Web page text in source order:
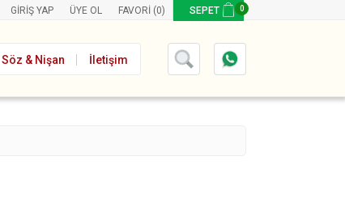
GIRIŞ YAP ÜYE OL FAVORI (0) SEPET 0
Söz & Nişan İletişim